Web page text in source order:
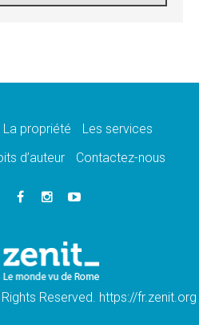
continentale sur l'éducation
«dix jours de prière pour la
des JMJ 2027 à Séoul: «c'est
confucéens: respect et sagesse
les «défis urgents»
La propriété
Les services
d’auteur Contactez-nous
Reserved. https://fr.zenit.org